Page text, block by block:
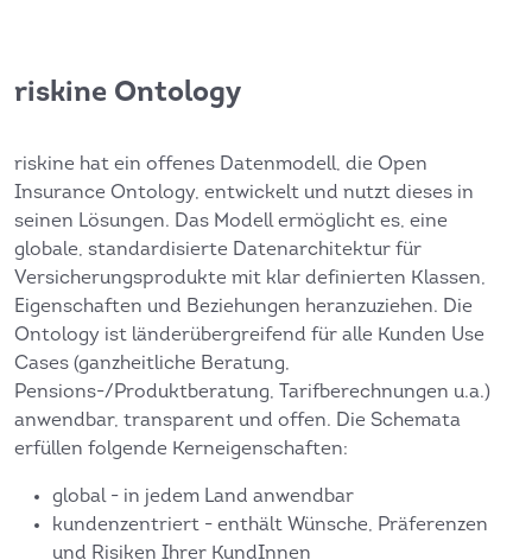
riskine Ontology
riskine hat ein offenes Datenmodell, die Open
Insurance Ontology, entwickelt und nutzt dieses in
seinen Lösungen. Das Modell ermöglicht es, eine
globale, standardisierte Datenarchitektur für
Versicherungsprodukte mit klar definierten Klassen,
Eigenschaften und Beziehungen heranzuziehen. Die
Ontology ist länderübergreifend für alle Kunden Use
Cases (ganzheitliche Beratung,
Pensions-/Produktberatung, Tarifberechnungen u.a.)
anwendbar, transparent und offen. Die Schemata
erfüllen folgende Kerneigenschaften:
global - in jedem Land anwendbar
kundenzentriert - enthält Wünsche, Präferenzen
und Risiken Ihrer KundInnen